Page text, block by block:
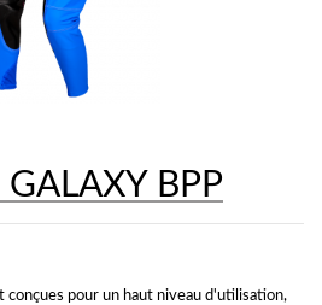
BPP
conçues pour un haut niveau d'utilisation,